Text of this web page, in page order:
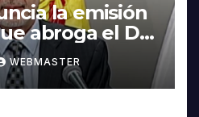
la emisión
abroga el DS
WEBMASTER